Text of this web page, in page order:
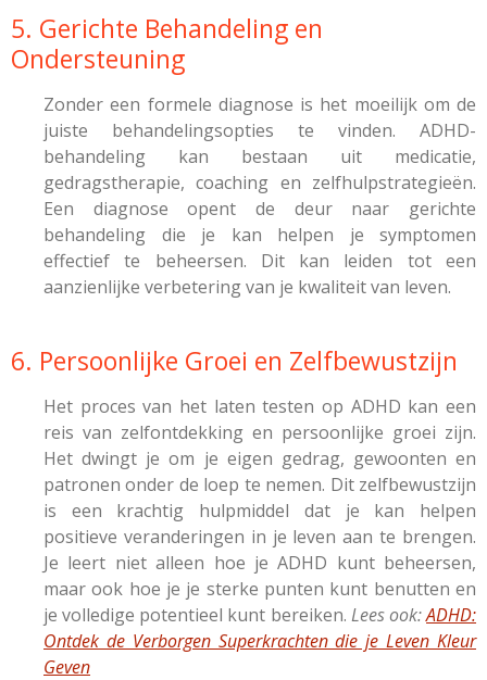
5. Gerichte Behandeling en
Ondersteuning
Zonder een formele diagnose is het moeilijk om de
juiste behandelingsopties te vinden. ADHD-
behandeling kan bestaan uit medicatie,
gedragstherapie, coaching en zelfhulpstrategieën.
Een diagnose opent de deur naar gerichte
behandeling die je kan helpen je symptomen
effectief te beheersen. Dit kan leiden tot een
aanzienlijke verbetering van je kwaliteit van leven.
6. Persoonlijke Groei en Zelfbewustzijn
Het proces van het laten testen op ADHD kan een
reis van zelfontdekking en persoonlijke groei zijn.
Het dwingt je om je eigen gedrag, gewoonten en
patronen onder de loep te nemen. Dit zelfbewustzijn
is een krachtig hulpmiddel dat je kan helpen
positieve veranderingen in je leven aan te brengen.
Je leert niet alleen hoe je ADHD kunt beheersen,
maar ook hoe je je sterke punten kunt benutten en
je volledige potentieel kunt bereiken. Lees ook:ADHD:
Ontdek de Verborgen Superkrachten die je Leven Kleur
Geven